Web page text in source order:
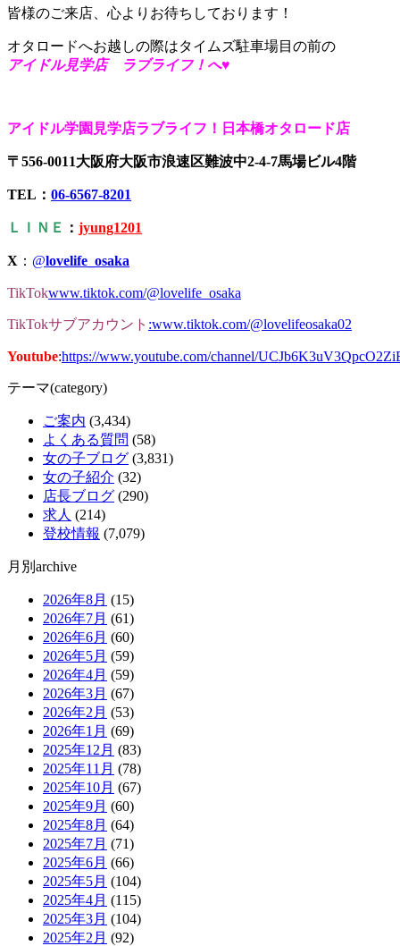
皆様のご来店、心よりお待ちしております！
オタロードへお越しの際はタイムズ駐車場目の前の
アイドル見学店 ラブライフ！へ♥
アイドル学園見学店ラブライフ！日本橋オタロード店
〒556-0011大阪府大阪市浪速区難波中2-4-7馬場ビル4階
TEL： 06-6567-8201
ＬＩＮＥ ： jyung1201
X ： @lovelife_osaka
TikTokwww.tiktok.com/@lovelife_osaka
TikTokサブアカウント :www.tiktok.com/@lovelifeosaka02
Youtube:https://www.youtube.com/channel/
テーマ(category)
ご案内 (3,434)
よくある質問 (58)
女の子ブログ (3,831)
女の子紹介 (32)
店長ブログ (290)
求人 (214)
登校情報 (7,079)
月別archive
2026年8月 (15)
2026年7月 (61)
2026年6月 (60)
2026年5月 (59)
2026年4月 (59)
2026年3月 (67)
2026年2月 (53)
2026年1月 (69)
2025年12月 (83)
2025年11月 (78)
2025年10月 (67)
2025年9月 (60)
2025年8月 (64)
2025年7月 (71)
2025年6月 (66)
2025年5月 (104)
2025年4月 (115)
2025年3月 (104)
2025年2月 (92)